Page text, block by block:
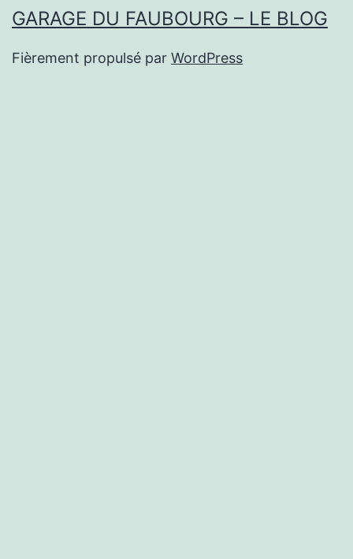
GARAGE DU FAUBOURG – LE BLOG
Fièrement propulsé par WordPress